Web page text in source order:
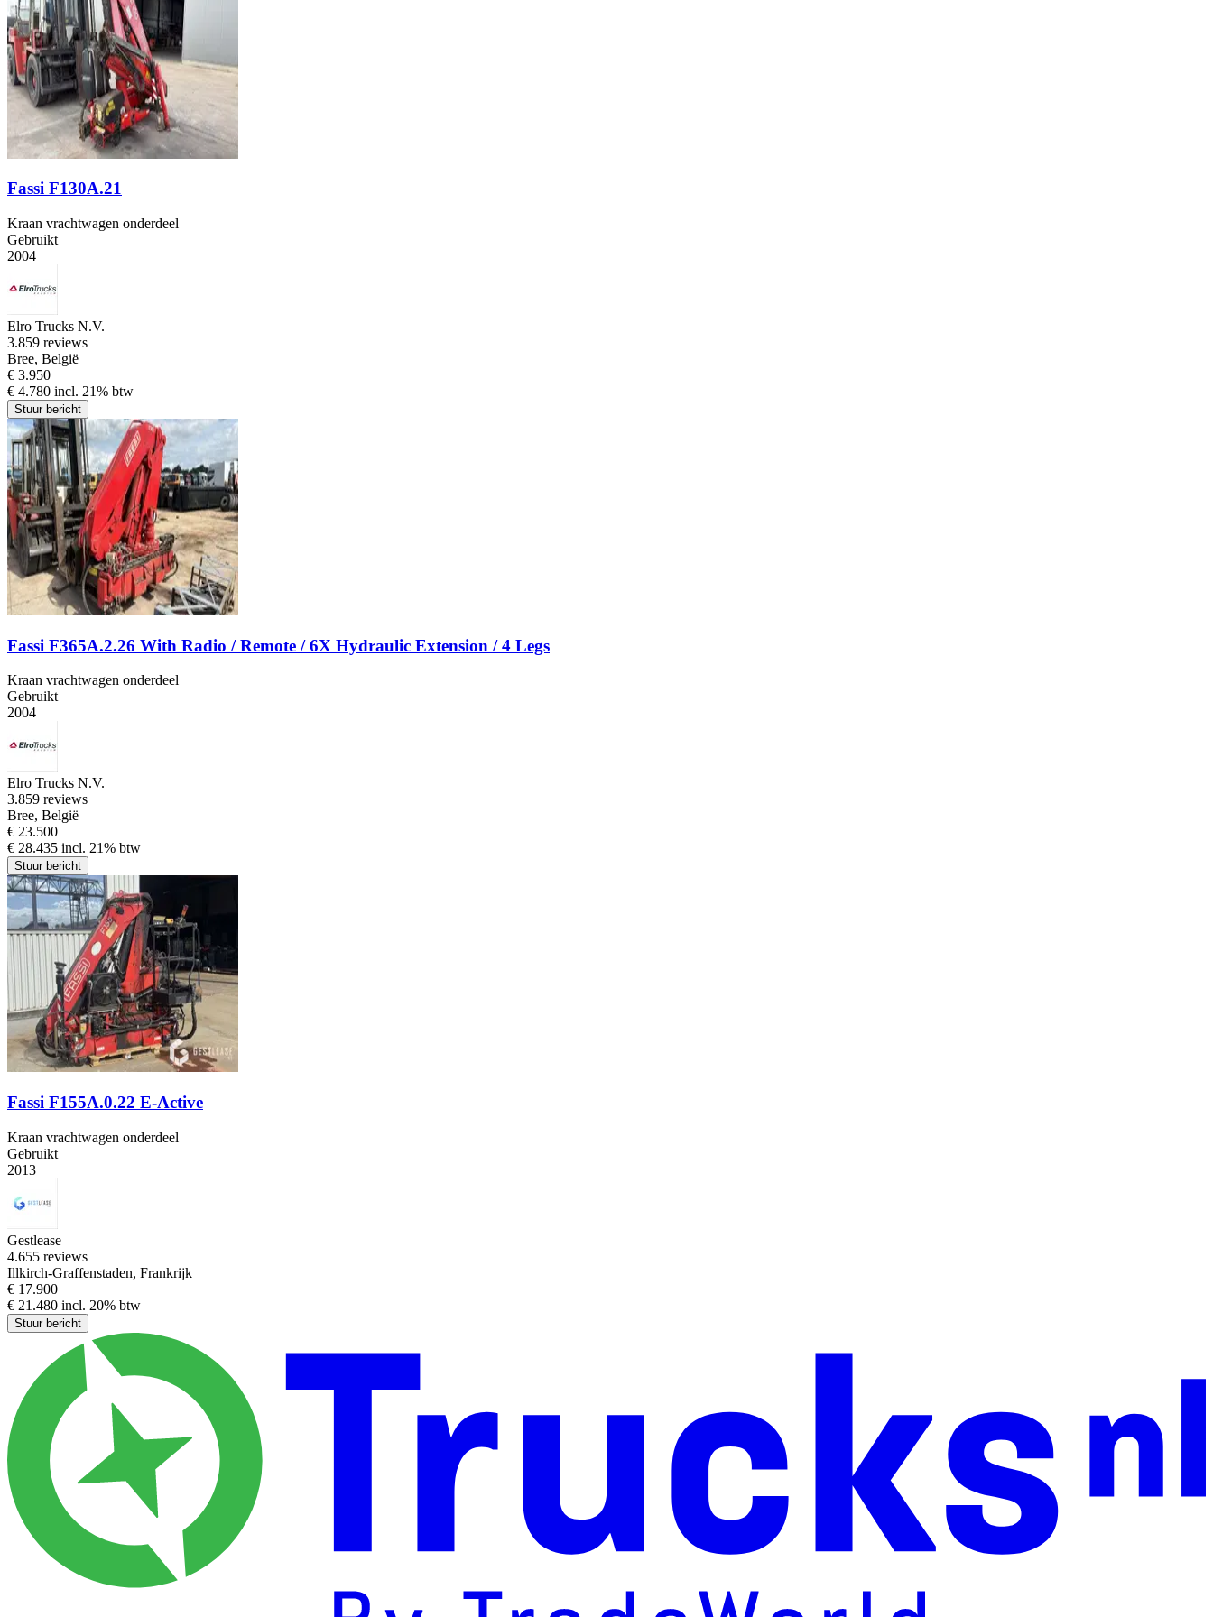
Fassi F130A.21
Kraan vrachtwagen onderdeel
Gebruikt
2004
Elro Trucks N.V.
3.859 reviews
Bree, België
€ 3.950
€ 4.780 incl. 21% btw
Stuur bericht
Fassi F365A.2.26 With Radio / Remote / 6X Hydraulic Extension / 4 Legs
Kraan vrachtwagen onderdeel
Gebruikt
2004
Elro Trucks N.V.
3.859 reviews
Bree, België
€ 23.500
€ 28.435 incl. 21% btw
Stuur bericht
Fassi F155A.0.22 E-Active
Kraan vrachtwagen onderdeel
Gebruikt
2013
Gestlease
4.655 reviews
Illkirch-Graffenstaden, Frankrijk
€ 17.900
€ 21.480 incl. 20% btw
Stuur bericht